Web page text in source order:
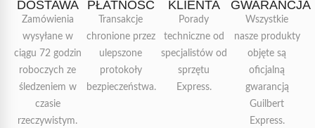
DOSTAWA
Zamówienia
wysyłane w
ciągu 72 godzin
roboczych ze
śledzeniem w
czasie
rzeczywistym.
PŁATNOŚĆ
Transakcje
chronione przez
ulepszone
protokoły
bezpieczeństwa.
KLIENTA
Porady
techniczne od
specjalistów od
sprzętu
Express.
GWARANCJA
Wszystkie
nasze produkty
objęte są
oficjalną
gwarancją
Guilbert
Express.